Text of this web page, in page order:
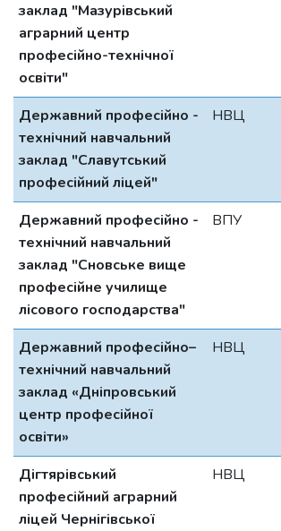
заклад "Мазурівський
аграрний центр
професійно-технічної
освіти"
Державний професійно -
технічний навчальний
заклад "Славутський
професійний ліцей"
НВЦ
Державний професійно -
технічний навчальний
заклад "Сновське вище
професійне училище
лісового господарства"
ВПУ
Державний професійно–
технічний навчальний
заклад «Дніпровський
центр професійної
освіти»
НВЦ
Дігтярівський
професійний аграрний
ліцей Чернігівської
НВЦ